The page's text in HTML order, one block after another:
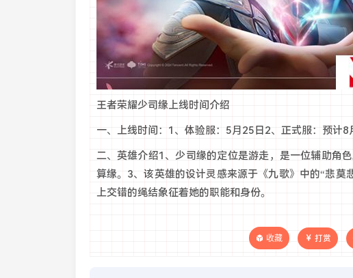
王者荣耀少司缘上线时间介绍
一、上线时间：1、体验服：5月25日2、正式服：预计8
二、英雄介绍1、少司缘的定位是游走，是一位辅助角
算缘。3、该英雄的设计灵感来源于《九歌》中的“悲
上交错的绳结象征着她的职能和身份。
收藏 打赏